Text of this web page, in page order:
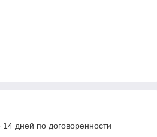
14 дней по договоренности